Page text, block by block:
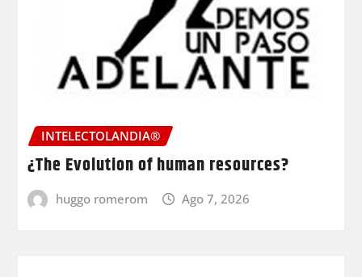
INTELECTOLANDIA®
¿The Evolution of human resources?
huggo romerom Ago 7, 2026